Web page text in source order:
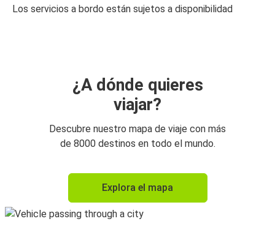
Los servicios a bordo están sujetos a disponibilidad
¿A dónde quieres
viajar?
Descubre nuestro mapa de viaje con más
de 8000 destinos en todo el mundo.
Explora el mapa